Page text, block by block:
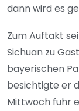
dann wird es
Zum Auftakt
Sichuan zu
bayerischen
besichtigte er
Mittwoch fuhr